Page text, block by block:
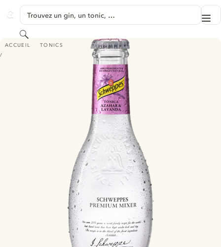
GINVENTORY
Trouvez un gin, un tonic, …
Rechercher
ACCUEIL TONICS
SCHWEPPES PREMIUM MIXER ORANGE BLOSSOM & LAVENDER TONIC